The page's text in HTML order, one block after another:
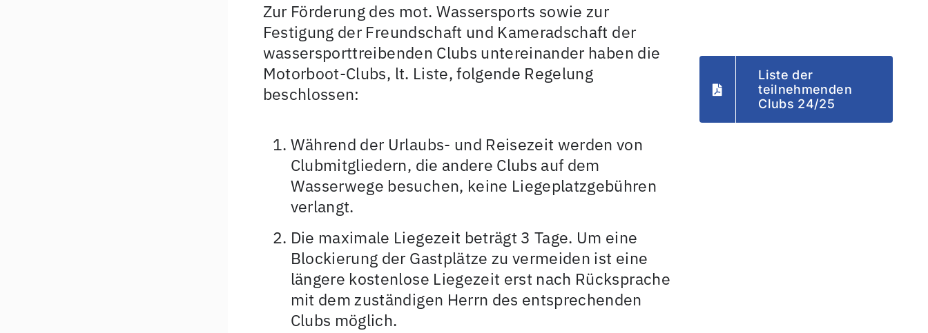
Zur Förderung des mot. Wassersports sowie zur
Festigung der Freundschaft und Kameradschaft der
wassersporttreibenden Clubs untereinander haben die
Motorboot-Clubs, lt. Liste, folgende Regelung
beschlossen:
Während der Urlaubs- und Reisezeit werden von
Clubmitgliedern, die andere Clubs auf dem
Wasserwege besuchen, keine Liegeplatzgebühren
verlangt.
Die maximale Liegezeit beträgt 3 Tage. Um eine
Blockierung der Gastplätze zu vermeiden ist eine
längere kostenlose Liegezeit erst nach Rücksprache
mit dem zuständigen Herrn des entsprechenden
Clubs möglich.
Liste der
teilnehmenden
Clubs 24/25